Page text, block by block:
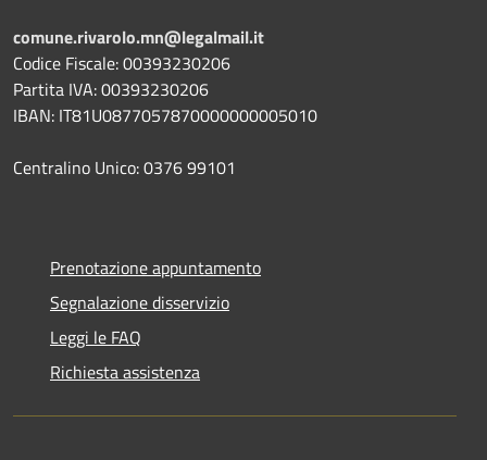
comune.rivarolo.mn@legalmail.it
Codice Fiscale: 00393230206
Partita IVA: 00393230206
IBAN: IT81U0877057870000000005010
Centralino Unico: 0376 99101
Prenotazione appuntamento
Segnalazione disservizio
Leggi le FAQ
Richiesta assistenza